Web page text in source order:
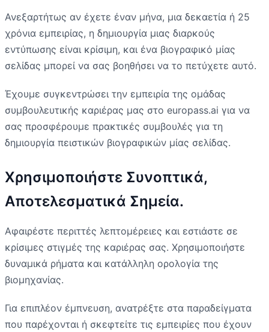
Ανεξαρτήτως αν έχετε έναν μήνα, μια δεκαετία ή 25
χρόνια εμπειρίας, η δημιουργία μιας διαρκούς
εντύπωσης είναι κρίσιμη, και ένα βιογραφικό μίας
σελίδας μπορεί να σας βοηθήσει να το πετύχετε αυτό.
Έχουμε συγκεντρώσει την εμπειρία της ομάδας
συμβουλευτικής καριέρας μας στο europass.ai για να
σας προσφέρουμε πρακτικές συμβουλές για τη
δημιουργία πειστικών βιογραφικών μίας σελίδας.
Χρησιμοποιήστε Συνοπτικά,
Αποτελεσματικά Σημεία.
Αφαιρέστε περιττές λεπτομέρειες και εστιάστε σε
κρίσιμες στιγμές της καριέρας σας. Χρησιμοποιήστε
δυναμικά ρήματα και κατάλληλη ορολογία της
βιομηχανίας.
Για επιπλέον έμπνευση, ανατρέξτε στα παραδείγματα
που παρέχονται ή σκεφτείτε τις εμπειρίες που έχουν